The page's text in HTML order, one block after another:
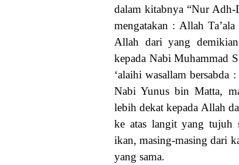
dalam kitabnya “Nur Adh-
mengatakan : Allah
Allah dari yang demikian
kepada Nabi Muhammad
‘alaihi wasallam bersabda
Nabi Yunus bin Matta,
lebih dekat kepada Allah
ke atas langit yang tujuh
ikan, masing-masing dari
yang sama.